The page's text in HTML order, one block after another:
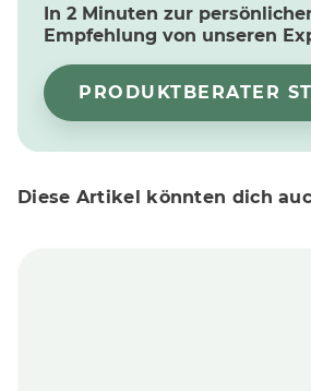
In 2 Minuten zur
Empfehlung von unseren
PRODUKTBERATER
Diese Artikel könnten dich